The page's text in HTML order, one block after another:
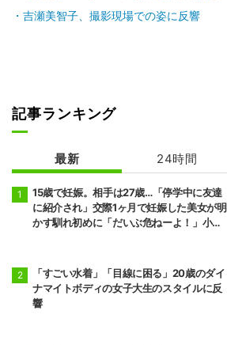
吉瀬美智子、撮影現場での姿に反響
記事ランキング
最新 24時間
15歳で妊娠。相手は27歳…「停学中に友達
に紹介され」交際1ヶ月で妊娠した美女が明
かす馴れ初めに「だいぶ危ねーよ！」小森
「すごい水着」「目線に困る」20歳のダイ
ナマイトボディの女子大生のスタイルに反
響